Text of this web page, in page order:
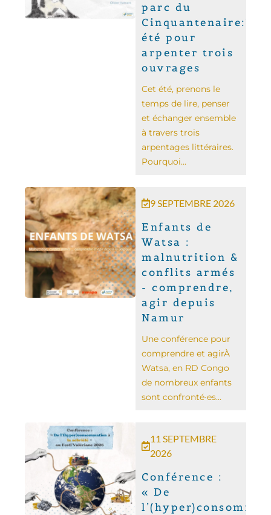
parc du
Cinquantenaire:Un
été pour
arpenter trois
ouvrages
Cet été, prenons le
temps de lire, penser
et échanger ensemble
à travers trois
arpentages littéraires.
Pourquoi...
9 SEPTEMBRE 2026
Enfants de
Watsa :
malnutrition &
conflits armés
- comprendre,
agir depuis
Namur
Une conférence pour
comprendre et agir ​​À
Watsa, en RD Congo
de nombreux enfants
sont confronté·es...
11 SEPTEMBRE
2026
Conférence :
« De